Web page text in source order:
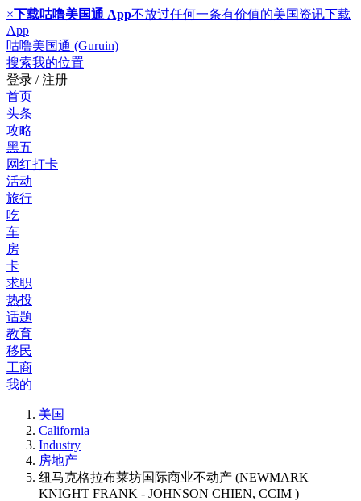
×下载咕噜美国通 App不放过任何一条有价值的美国资讯下载
App
咕噜美国通 (Guruin)
搜索我的位置
登录 / 注册
首页
头条
攻略
黑五
网红打卡
活动
旅行
吃
车
房
卡
求职
热投
话题
教育
移民
工商
我的
美国
California
Industry
房地产
纽马克格拉布莱坊国际商业不动产 (NEWMARK
KNIGHT FRANK - JOHNSON CHIEN, CCIM )